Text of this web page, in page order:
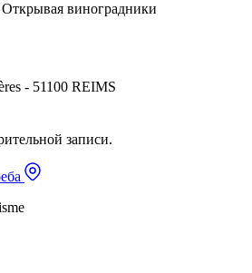
Открывая виноградники
- 51100 REIMS
записи.